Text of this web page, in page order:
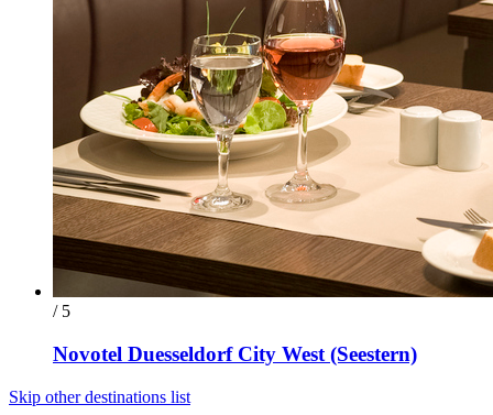
/ 5
Novotel Duesseldorf City West (Seestern)
Skip other destinations list